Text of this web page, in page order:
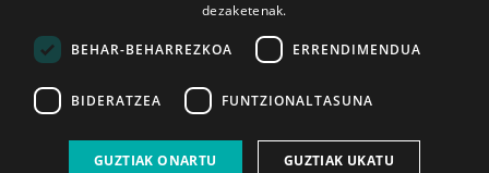
2026ko eka. 1a 2026ko mar. 1a
dezaketenak.
BEHAR-BEHARREZKOA ERRENDIMENDUA
BIDERATZEA FUNTZIONALTASUNA
GUZTIAK ONARTU GUZTIAK UKATU